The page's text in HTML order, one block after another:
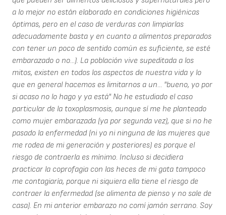
a lo mejor no están elaborado en condiciones higiénicas
óptimas, pero en el caso de verduras con limpiarlas
adecuadamente basta y en cuanto a alimentos preparados
con tener un poco de sentido común es suficiente, se esté
embarazado o no...). La población vive supeditada a los
mitos, existen en todos los aspectos de nuestra vida y lo
que en general hacemos es limitarnos a un... "bueno, yo por
si acaso no lo hago y ya está" No he estudiado el caso
particular de la toxoplasmosis, aunque sí me he planteado
como mujer embarazada (ya por segunda vez), que si no he
pasado la enfermedad (ni yo ni ninguna de las mujeres que
me rodea de mi generación y posteriores) es porque el
riesgo de contraerla es mínimo. Incluso si decidiera
practicar la coprofagia con las heces de mi gata tampoco
me contagiaría, porque ni siquiera ella tiene el riesgo de
contraer la enfermedad (se alimenta de pienso y no sale de
casa). En mi anterior embarazo no comí jamón serrano. Soy